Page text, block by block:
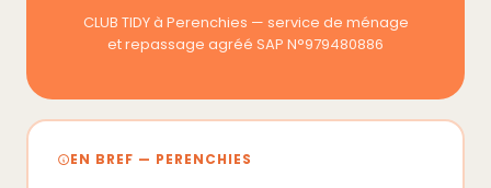
CLUB TIDY à Perenchies — service de ménage
et repassage agréé SAP N°979480886
EN BREF — PERENCHIES